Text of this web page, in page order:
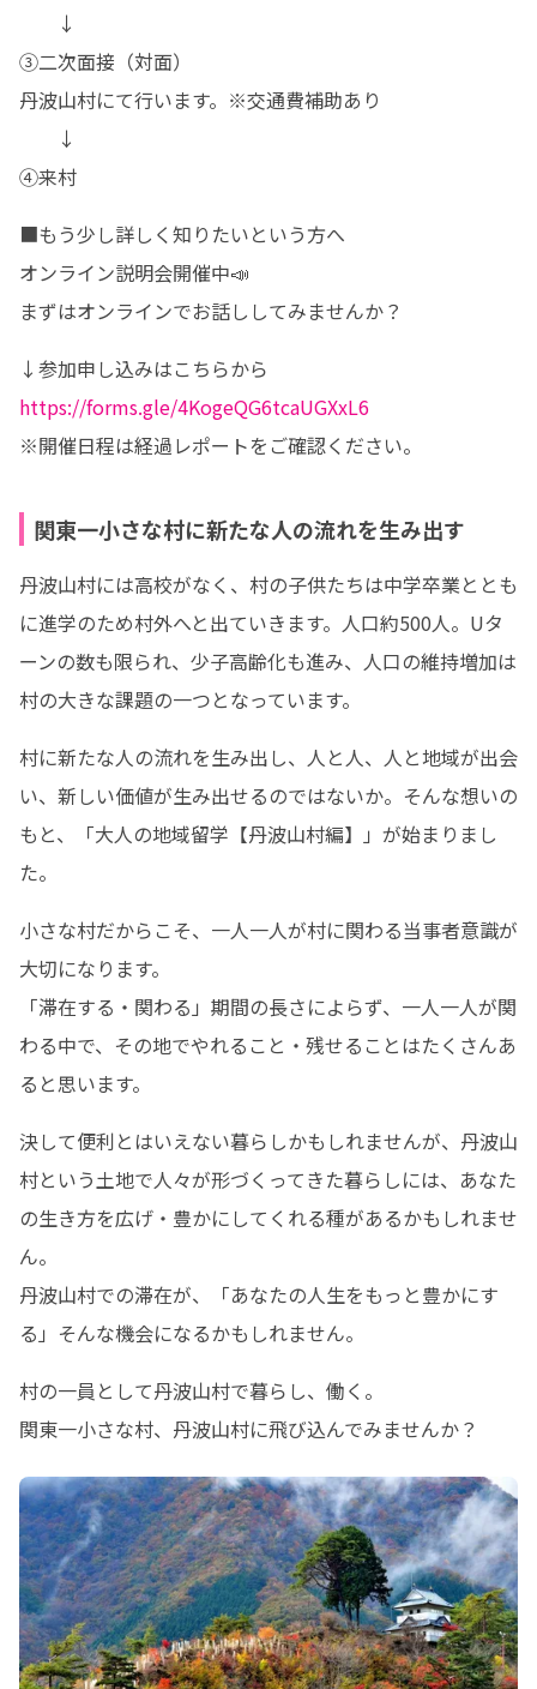
↓
③二次面接（対面）
丹波山村にて行います。※交通費補助あり
↓
④来村
■もう少し詳しく知りたいという方へ
オンライン説明会開催中📣
まずはオンラインでお話ししてみませんか？
https://forms.gle/4KogeQG6tcaUGXxL6
※開催日程は経過レポートをご確認ください。
関東一小さな村に新たな人の流れを生み出す
丹波山村には高校がなく、村の子供たちは中学卒業ととも
に進学のため村外へと出ていきます。人口約500人。Uタ
ーンの数も限られ、少子高齢化も進み、人口の維持増加は
村の大きな課題の一つとなっています。
村に新たな人の流れを生み出し、人と人、人と地域が出会
い、新しい価値が生み出せるのではないか。そんな想いの
もと、「大人の地域留学【丹波山村編】」が始まりまし
た。
小さな村だからこそ、一人一人が村に関わる当事者意識が
大切になります。
「滞在する・関わる」期間の長さによらず、一人一人が関
わる中で、その地でやれること・残せることはたくさんあ
ると思います。
決して便利とはいえない暮らしかもしれませんが、丹波山
村という土地で人々が形づくってきた暮らしには、あなた
の生き方を広げ・豊かにしてくれる種があるかもしれませ
ん。
丹波山村での滞在が、「あなたの人生をもっと豊かにす
る」そんな機会になるかもしれません。
村の一員として丹波山村で暮らし、働く。
関東一小さな村、丹波山村に飛び込んでみませんか？